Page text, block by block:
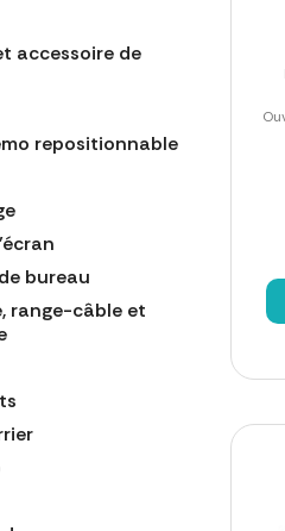
accessoire de
repositionnable
bureau
range-câble et